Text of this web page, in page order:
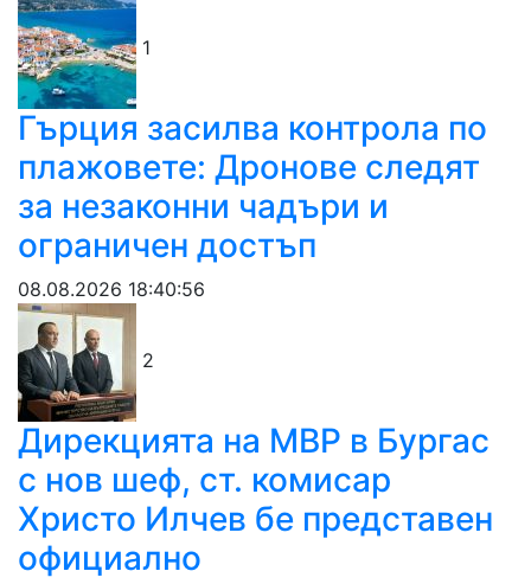
1
Гърция засилва контрола по
плажовете: Дронове следят
за незаконни чадъри и
ограничен достъп
08.08.2026 18:40:56
2
Дирекцията на МВР в Бургас
с нов шеф, ст. комисар
Христо Илчев бе представен
официално